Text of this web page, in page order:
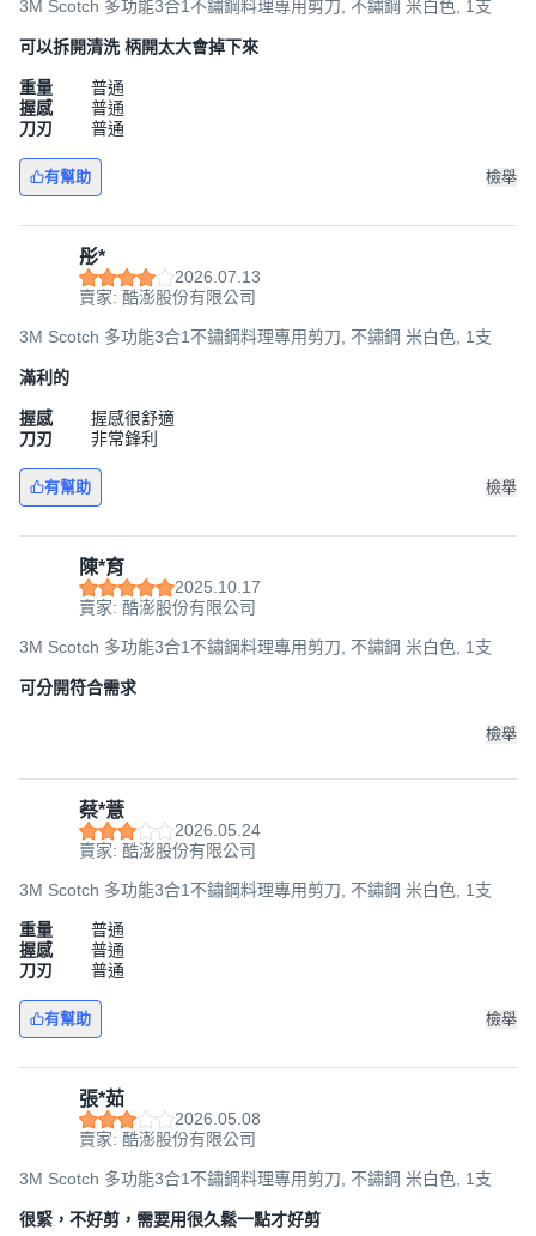
3M Scotch 多功能3合1不鏽鋼料理專用剪刀, 不鏽鋼 米白色, 1支
可以拆開清洗 柄開太大會掉下來
重量
普通
握感
普通
刀刃
普通
有幫助 檢舉
彤*
2026.07.13
賣家: 酷澎股份有限公司
3M Scotch 多功能3合1不鏽鋼料理專用剪刀, 不鏽鋼 米白色, 1支
滿利的
握感
握感很舒適
刀刃
非常鋒利
有幫助 檢舉
陳*育
2025.10.17
賣家: 酷澎股份有限公司
3M Scotch 多功能3合1不鏽鋼料理專用剪刀, 不鏽鋼 米白色, 1支
可分開符合需求
檢舉
蔡*薏
2026.05.24
賣家: 酷澎股份有限公司
3M Scotch 多功能3合1不鏽鋼料理專用剪刀, 不鏽鋼 米白色, 1支
重量
普通
握感
普通
刀刃
普通
有幫助 檢舉
張*茹
2026.05.08
賣家: 酷澎股份有限公司
3M Scotch 多功能3合1不鏽鋼料理專用剪刀, 不鏽鋼 米白色, 1支
很緊，不好剪，需要用很久鬆一點才好剪